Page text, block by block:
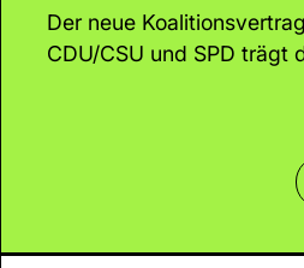
Der neue
CDU/CSU und SPD trägt
Während wirtschaftliche
Digitalisierung im